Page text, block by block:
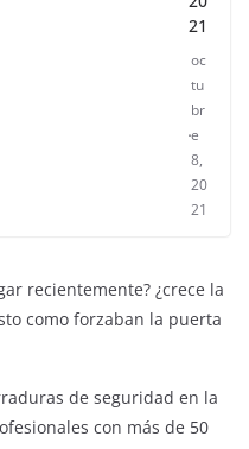
21
oc
tu
br
e
8,
20
21
recientemente? ¿crece la
como forzaban la puerta
de seguridad en la
con más de 50